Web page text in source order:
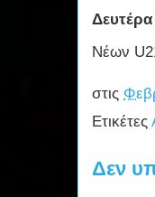
Νέων
στις
Ετικέτες
Δεν